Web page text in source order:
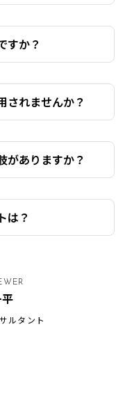
すか？
されませんか？
がありますか？
は？
ルタント